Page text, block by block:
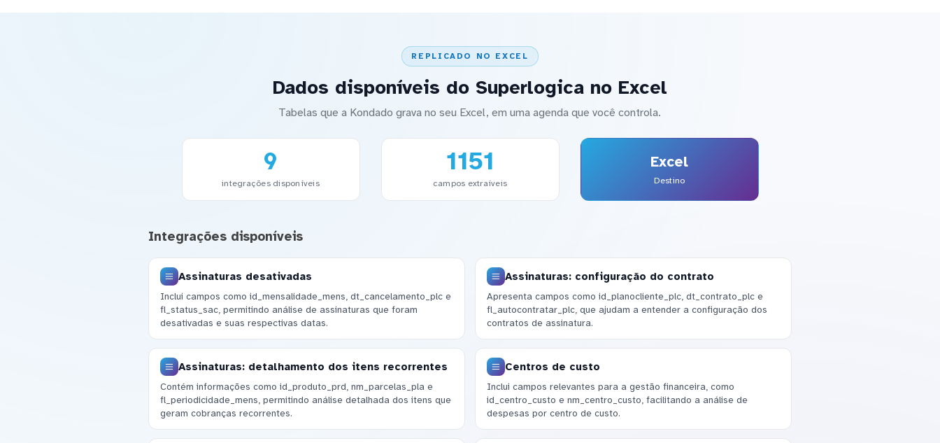
REPLICADO NO EXCEL
Dados disponíveis do Superlogica no Excel
Tabelas que a Kondado grava no seu Excel, em uma agenda que você controla.
9
integrações disponíveis
1151
campos extraíveis
Excel
Destino
Integrações disponíveis
Assinaturas desativadas
Inclui campos como id_mensalidade_mens, dt_cancelamento_plc e
fl_status_sac, permitindo análise de assinaturas que foram
desativadas e suas respectivas datas.
Assinaturas: configuração do contrato
Apresenta campos como id_planocliente_plc, dt_contrato_plc e
fl_autocontratar_plc, que ajudam a entender a configuração dos
contratos de assinatura.
Assinaturas: detalhamento dos itens recorrentes
Contém informações como id_produto_prd, nm_parcelas_pla e
fl_periodicidade_mens, permitindo análise detalhada dos itens que
geram cobranças recorrentes.
Centros de custo
Inclui campos relevantes para a gestão financeira, como
id_centro_custo e nm_centro_custo, facilitando a análise de
despesas por centro de custo.